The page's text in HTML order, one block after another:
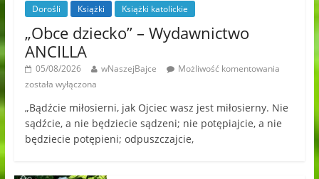
Dorośli Książki Książki katolickie
„Obce dziecko” – Wydawnictwo
ANCILLA
05/08/2026 wNaszejBajce
Możliwość komentowania
została wyłączona
„Bądźcie miłosierni, jak Ojciec wasz jest miłosierny. Nie
sądźcie, a nie będziecie sądzeni; nie potępiajcie, a nie
będziecie potępieni; odpuszczajcie,